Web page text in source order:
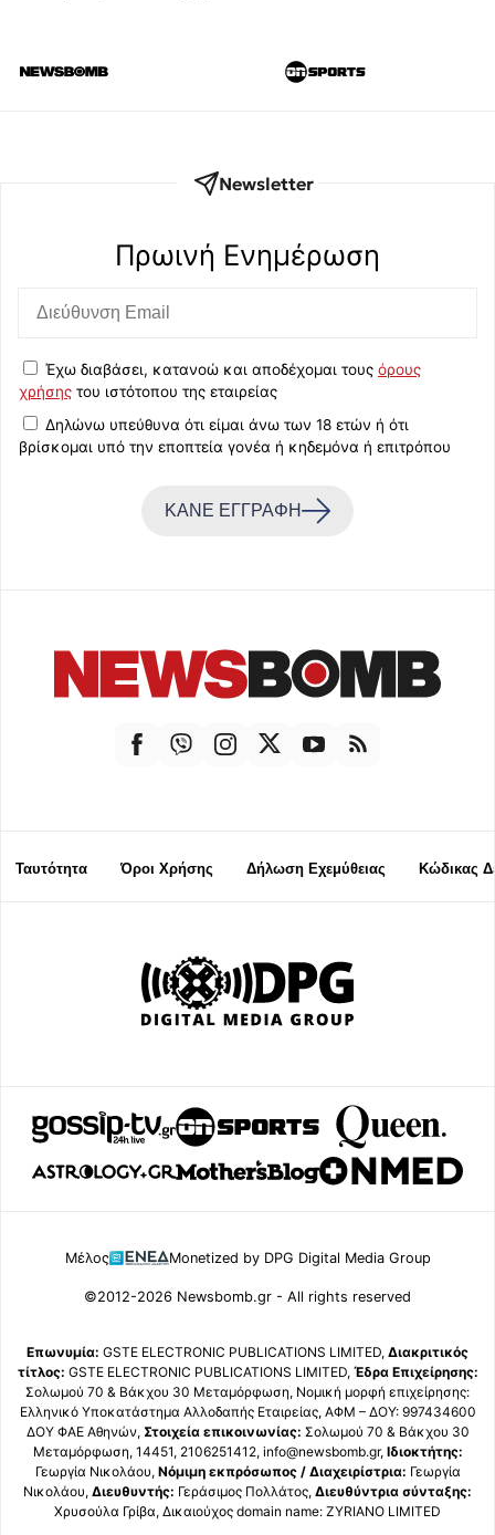
Newsletter
Πρωινή Eνημέρωση
Έχω διαβάσει, κατανοώ και αποδέχομαι τους όρους
χρήσης του ιστότοπου της εταιρείας
Δηλώνω υπεύθυνα ότι είμαι άνω των 18 ετών ή ότι
βρίσκομαι υπό την εποπτεία γονέα ή κηδεμόνα ή επιτρόπου
ΚΑΝΕ ΕΓΓΡΑΦΗ
Ταυτότητα Όροι Χρήσης Δήλωση Εχεμύθειας Κώδικας
Μέλος Monetized by DPG Digital Media Group
©2012-2026 Newsbomb.gr - All rights reserved
Επωνυμία: GSTE ELECTRONIC PUBLICATIONS LIMITED, Διακριτικός
τίτλος: GSTE ELECTRONIC PUBLICATIONS LIMITED, Έδρα Επιχείρησης:
Σολωμού 70 & Βάκχου 30 Μεταμόρφωση, Νομική μορφή επιχείρησης:
Ελληνικό Υποκατάστημα Αλλοδαπής Εταιρείας, ΑΦΜ – ΔΟΥ: 997434600
ΔΟΥ ΦΑΕ Αθηνών, Στοιχεία επικοινωνίας: Σολωμού 70 & Βάκχου 30
Μεταμόρφωση, 14451, 2106251412, info@newsbomb.gr, Ιδιοκτήτης:
Γεωργία Νικολάου, Νόμιμη εκπρόσωπος / Διαχειρίστρια: Γεωργία
Νικολάου, Διευθυντής: Γεράσιμος Πολλάτος, Διευθύντρια σύνταξης:
Χρυσούλα Γρίβα, Δικαιούχος domain name: ZYRIANO LIMITED